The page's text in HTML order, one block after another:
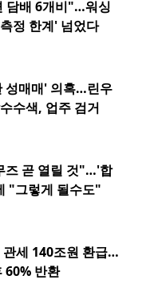
담배 6개비"…워싱
정 한계' 넘었다
성매매' 의혹…린우
수색, 업주 검거
즈 곧 열릴 것"…'합
"그렇게 될수도"
세 140조원 환급…
60% 반환